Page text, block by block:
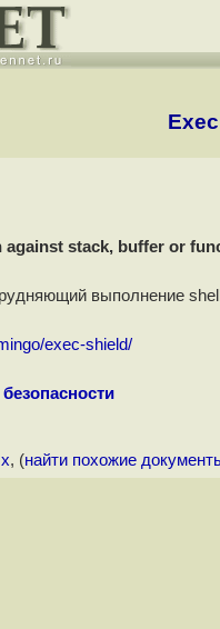
against stack, buffer or
выполнение
exec-shield/
x, (найти похожие